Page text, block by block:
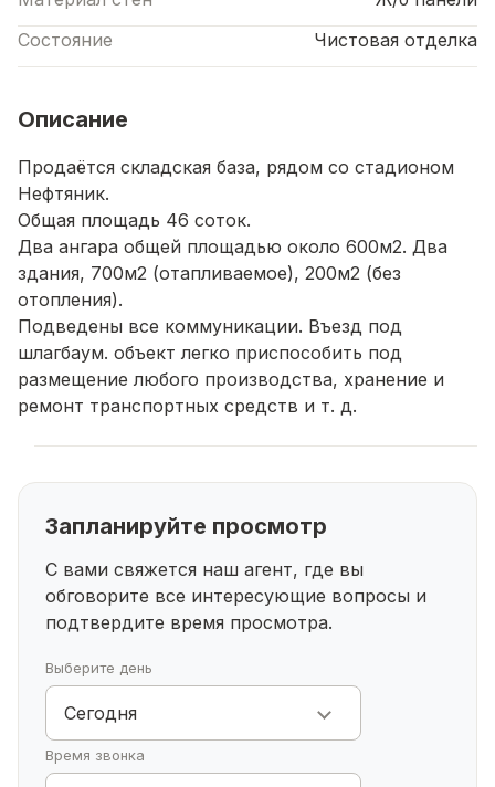
Состояние
Чистовая отделка
Описание
Продаётся складская база, рядом со стадионом
Нефтяник.
Общая площадь 46 соток.
Два ангара общей площадью около 600м2. Два
здания, 700м2 (отапливаемое), 200м2 (без
отопления).
Подведены все коммуникации. Въезд под
шлагбаум. объект легко приспособить под
размещение любого производства, хранение и
ремонт транспортных средств и т. д.
Запланируйте просмотр
С вами свяжется наш агент, где вы
обговорите все интересующие вопросы и
подтвердите время просмотра.
Выберите день
Сегодня
Время звонка